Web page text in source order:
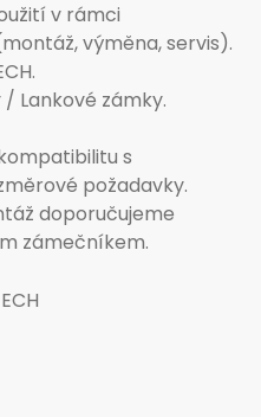
v rámci
výměna, servis).
Lankové zámky.
s
požadavky.
doporučujeme
zámečníkem.